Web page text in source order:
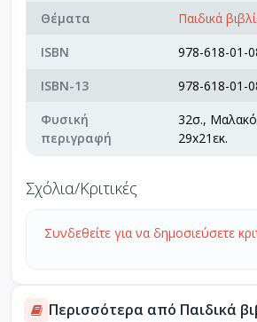
Θέματα
Παιδικά
ISBN
978-618-01-
ISBN-13
978-618-01-
Φυσική
περιγραφή
32σ.,
29x21εκ.
Σχόλια/Κριτικές
Συνδεθείτε για να δημοσιεύσετε
Περισσότερα από Παιδικά